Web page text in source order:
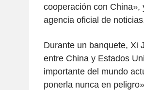
cooperación con China»,
agencia oficial de
Durante un banquete, Xi
entre China y Estados
importante del mundo
ponerla nunca en